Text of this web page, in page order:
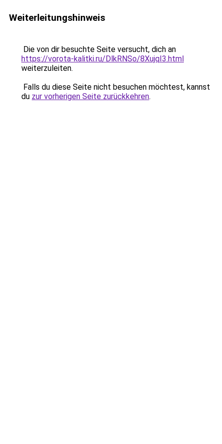
Weiterleitungshinweis
Die von dir besuchte Seite versucht, dich an
https://vorota-kalitki.ru/DlkRNSo/8XujqI3.html
weiterzuleiten.
Falls du diese Seite nicht besuchen möchtest, kannst
du zur vorherigen Seite zurückkehren.